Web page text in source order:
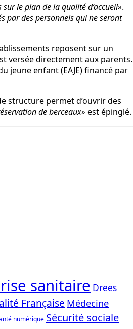
le plan de la qualité d’accueil».
par des personnels qui ne seront
reposent sur un
versée directement aux parents.
jeune enfant (EAJE) financé par
structure permet d’ouvrir des
de berceaux» est épinglé.
sanitaire Drees
Française Médecine
numérique Sécurité sociale